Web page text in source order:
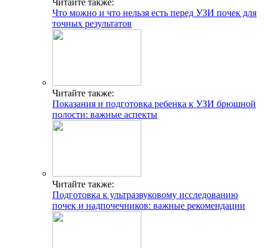
Читайте также:
Что можно и что нельзя есть перед УЗИ почек для
точных результатов
Читайте также:
Показания и подготовка ребенка к УЗИ брюшной
полости: важные аспекты
Читайте также:
Подготовка к ультразвуковому исследованию
почек и надпочечников: важные рекомендации